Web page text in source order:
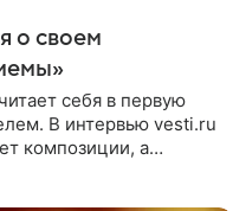
о своем
себя в первую
В интервью vesti.ru
композиции, а